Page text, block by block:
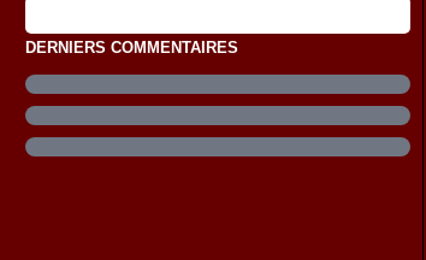
DERNIERS COMMENTAIRES